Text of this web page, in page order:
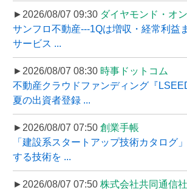
►2026/08/07 09:30 ダイヤモンド・オ
サンフロ不動産---1Qは増収・経常利益
サービス ...
►2026/08/07 08:30 時事ドットコム
不動産クラウドファンディング『
夏の出資者登録 ...
►2026/08/07 07:50 創業手帳
「建設系スタートアップ技術カタログ
する技術を ...
►2026/08/07 07:50 株式会社共同通信社